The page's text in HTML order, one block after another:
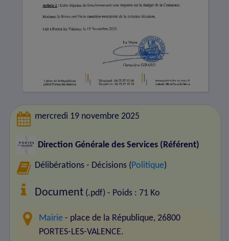
mercredi 19 novembre 2025
Direction Générale des Services (Référent)
Délibérations - Décisions (Politique)
Document (.pdf) - Poids : 71 Ko
Mairie - place de la République, 26800
PORTES-LES-VALENCE.